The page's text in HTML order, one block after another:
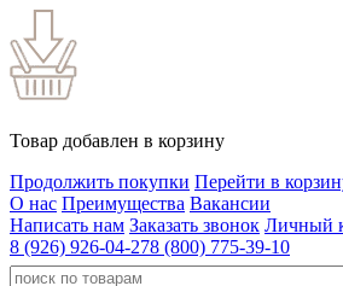
Товар добавлен в корзину
Продолжить покупки Перейти в
О нас Преимущества Вакансии
Написать нам Заказать звонок Личный
8 (926) 926-04-278 (800) 775-39-10